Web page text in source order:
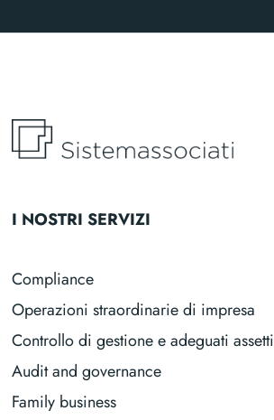
I NOSTRI SERVIZI
Compliance
Operazioni straordinarie di impresa
Controllo di gestione e adeguati assetti
Audit and governance
Family business